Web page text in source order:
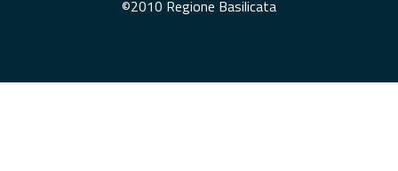
©2010 Regione Basilicata